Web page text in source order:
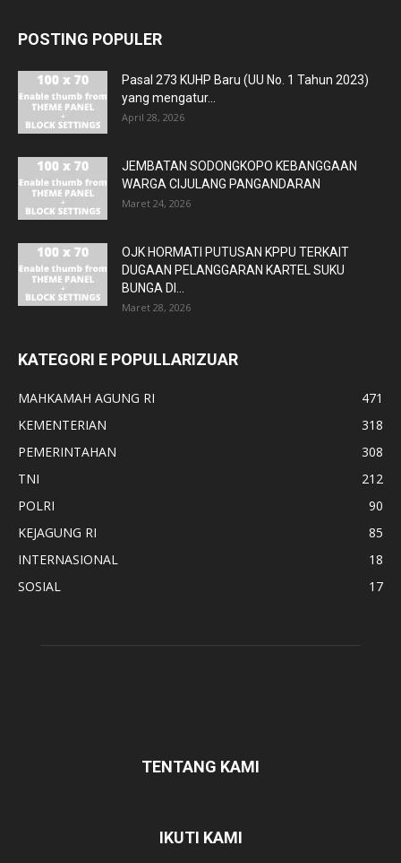
POSTING POPULER
Pasal 273 KUHP Baru (UU No. 1 Tahun 2023)
yang mengatur...
April 28, 2026
JEMBATAN SODONGKOPO KEBANGGAAN
WARGA CIJULANG PANGANDARAN
Maret 24, 2026
OJK HORMATI PUTUSAN KPPU TERKAIT
DUGAAN PELANGGARAN KARTEL SUKU
BUNGA DI...
Maret 28, 2026
KATEGORI E POPULLARIZUAR
MAHKAMAH AGUNG RI
471
KEMENTERIAN
318
PEMERINTAHAN
308
TNI
212
POLRI
90
KEJAGUNG RI
85
INTERNASIONAL
18
SOSIAL
17
TENTANG KAMI
IKUTI KAMI